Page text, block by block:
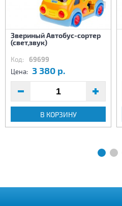
Звериный Автобус-сортер
(свет,звук)
Код: 69699
Цена: 3 380 р.
В КОРЗИНУ